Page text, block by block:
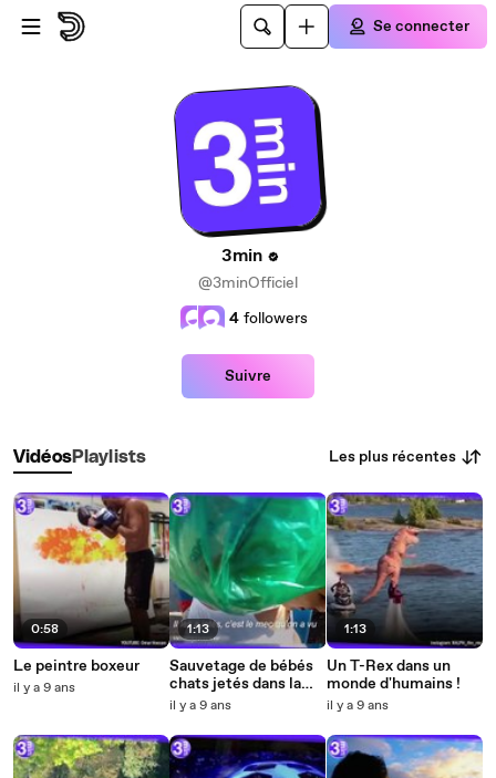
Passer au contenu principal
Se connecter
3min
@3minOfficiel
4 followers
Suivre
VidéosPlaylists Les plus récentes
0:58
Le peintre boxeur
il y a 9 ans
1:13
Sauvetage de bébés
chats jetés dans la
poubelle
il y a 9 ans
1:13
Un T-Rex dans un
monde d'humains !
il y a 9 ans